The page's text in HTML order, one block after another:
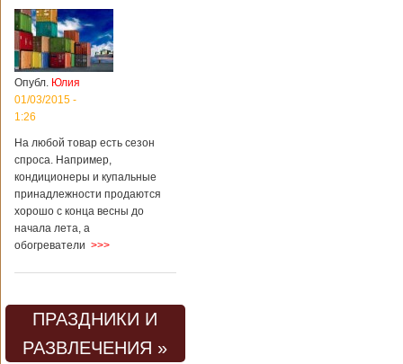
Опубл. Юлия
01/03/2015 -
1:26
На любой товар есть сезон
спроса. Например,
кондиционеры и купальные
принадлежности продаются
хорошо с конца весны до
начала лета, а
обогреватели >>>
ПРАЗДНИКИ И
РАЗВЛЕЧЕНИЯ »